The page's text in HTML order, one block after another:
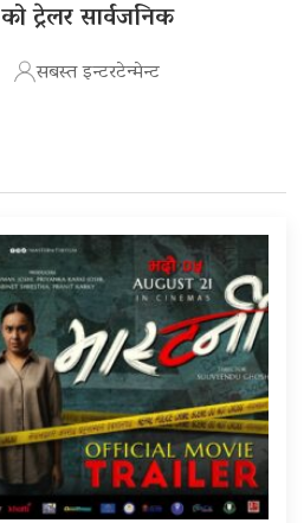
को ट्रेलर सार्वजनिक
सबस्त इन्टरटेन्मेन्ट